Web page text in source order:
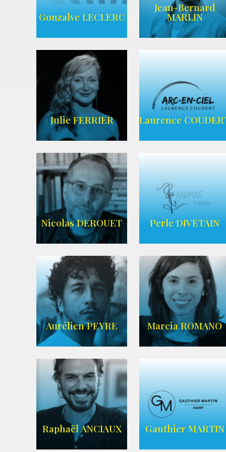
AGENCE UBBA
Wikipedia
Gonzalve LECLERC
AGENCE
ADEQUAT
Jean-Bernard
MARLIN
WIKIPEDIA
Julie FERRIER
Imdb
Laurence
AGENCE ARC-
EN-CIEL
Nicolas DEROUET
IMDB
Perle DIVETAIN
AGENCE ANIMAE
Aurélien PEYRE
ZELIG
Marcia ROMANO
WIKIPEDIA
AGENCE ZELIG
Raphaël ANCIAUX Gauthier MARTIN